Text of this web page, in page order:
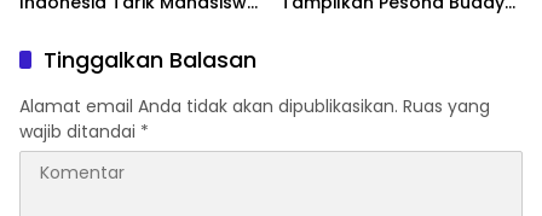
Artha Mahinrus
Tinggalkan Balasan
Alamat email Anda tidak akan dipublikasikan. Ruas yang
wajib ditandai *